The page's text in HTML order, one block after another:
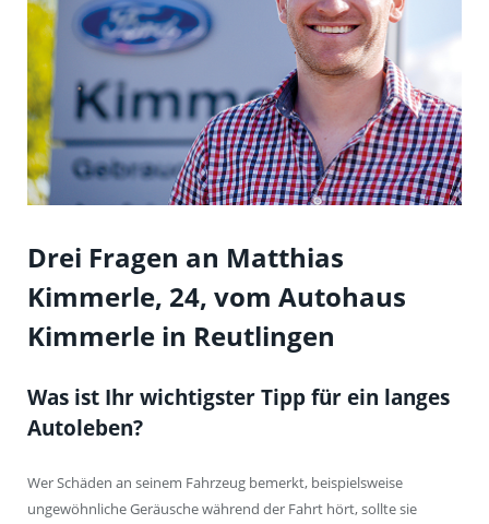
Drei Fragen an Matthias
Kimmerle, 24, vom Autohaus
Kimmerle in Reutlingen
Was ist Ihr wichtigster Tipp für ein langes
Autoleben?
Wer Schäden an seinem Fahrzeug bemerkt, beispielsweise
ungewöhnliche Geräusche während der Fahrt hört, sollte sie